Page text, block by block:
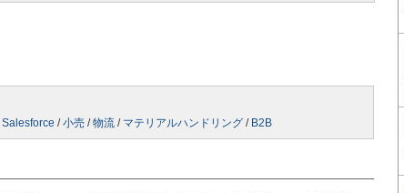
Salesforce /小売 /物流 / マテリアルハンドリング / B2B